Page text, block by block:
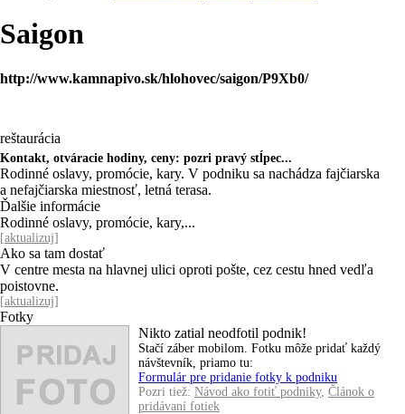
Saigon
http://www.kamnapivo.sk/hlohovec/saigon/P9Xb0/
reštaurácia
Kontakt, otváracie hodiny, ceny: pozri pravý stĺpec...
Rodinné oslavy, promócie, kary. V podniku sa nachádza fajčiarska
a nefajčiarska miestnosť, letná terasa.
Ďalšie informácie
Rodinné oslavy, promócie, kary,...
[aktualizuj]
Ako sa tam dostať
V centre mesta na hlavnej ulici oproti pošte, cez cestu hned vedľa
poistovne.
[aktualizuj]
Fotky
Nikto zatial neodfotil podnik!
Stačí záber mobilom. Fotku môže pridať každý
návštevník, priamo tu:
Formulár pre pridanie fotky k podniku
Pozri tiež: Návod ako fotiť podniky, Článok o
pridávaní fotiek